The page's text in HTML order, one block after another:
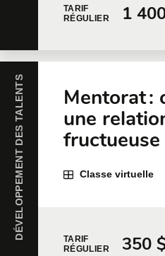
TARIF
RÉGULIER
1
DÉVELOPPEMENT DES TALENTS Mentorat :
une
fructueuse
Classe virtuelle
TARIF
RÉGULIER
350